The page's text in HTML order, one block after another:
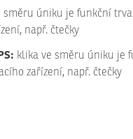
směru úniku je funkční
např. čtečky
klika ve směru úniku je
zařízení, např. čtečky